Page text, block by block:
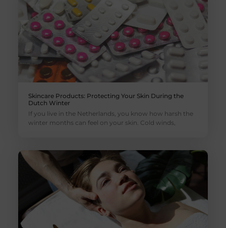
Skincare Products: Protecting Your Skin During the
Dutch Winter
If you live in the Netherlands, you know how harsh the
winter months can feel on your skin. Cold winds,